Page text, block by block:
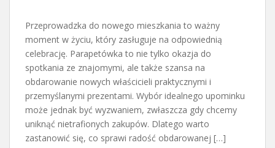
Przeprowadzka do nowego mieszkania to ważny
moment w życiu, który zasługuje na odpowiednią
celebrację. Parapetówka to nie tylko okazja do
spotkania ze znajomymi, ale także szansa na
obdarowanie nowych właścicieli praktycznymi i
przemyślanymi prezentami. Wybór idealnego upominku
może jednak być wyzwaniem, zwłaszcza gdy chcemy
uniknąć nietrafionych zakupów. Dlatego warto
zastanowić się, co sprawi radość obdarowanej […]